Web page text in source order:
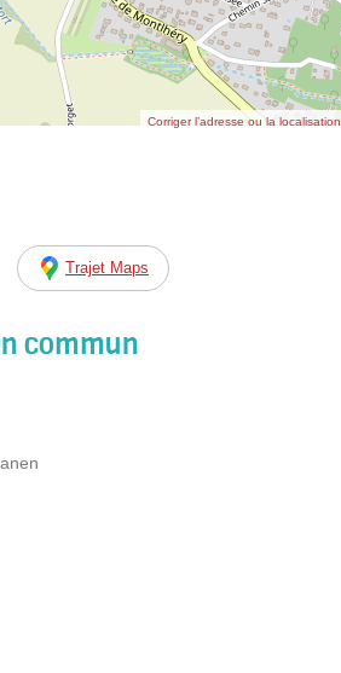
Corriger l’adresse ou la localisation
Trajet Maps
commun